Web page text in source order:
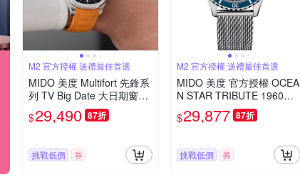
M2 官方授權 送禮最佳首選
MIDO 美度 Multifort 先鋒系
列 TV Big Date 大日期窗機
械錶-M0495261708100/40
mm
$29,490 87折
挑戰低價 券
M2 官方授權 送禮最佳首選
MIDO 美度 官方授權 OCEA
N STAR TRIBUTE 1960復
刻潛水機械錶-M026807110
4101/40.5mm
$29,877 87折
挑戰低價 券